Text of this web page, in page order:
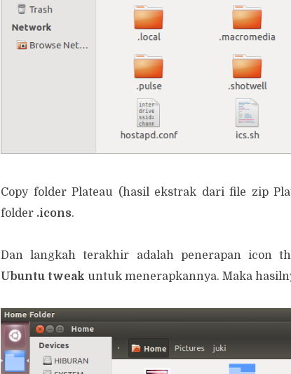
Copy folder Plateau (hasil ekstrak dari file zip
folder .icons.
Dan langkah terakhir adalah penerapan icon
Ubuntu tweak untuk menerapkannya. Maka